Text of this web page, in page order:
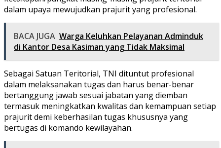
dalam upaya mewujudkan prajurit yang profesional.
BACA JUGA Warga Keluhkan Pelayanan Adminduk
di Kantor Desa Kasiman yang Tidak Maksimal
Sebagai Satuan Teritorial, TNI dituntut profesional
dalam melaksanakan tugas dan harus benar-benar
bertanggung jawab sesuai jabatan yang diemban
termasuk meningkatkan kwalitas dan kemampuan setiap
prajurit demi keberhasilan tugas khususnya yang
bertugas di komando kewilayahan.